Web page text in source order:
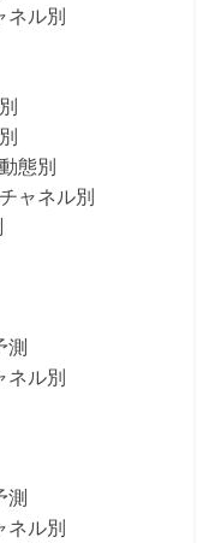
ネル別
態別
ャネル別
測
ネル別
測
ネル別